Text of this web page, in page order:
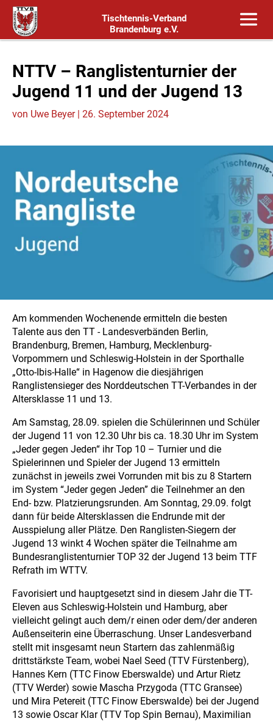
Tischtennis-Verband
Brandenburg e.V.
NTTV – Ranglistenturnier der
Jugend 11 und der Jugend 13
von Uwe Beyer| 26. September 2024
Am kommenden Wochenende ermitteln die besten
Talente aus den TT - Landesverbänden Berlin,
Brandenburg, Bremen, Hamburg, Mecklenburg-
Vorpommern und Schleswig-Holstein in der Sporthalle
„Otto-Ibis-Halle“ in Hagenow die diesjährigen
Ranglistensieger des Norddeutschen TT-Verbandes in der
Altersklasse 11 und 13.
Am Samstag, 28.09. spielen die Schülerinnen und Schüler
der Jugend 11 von 12.30 Uhr bis ca. 18.30 Uhr im System
„Jeder gegen Jeden“ ihr Top 10 – Turnier und die
Spielerinnen und Spieler der Jugend 13 ermitteln
zunächst in jeweils zwei Vorrunden mit bis zu 8 Startern
im System “Jeder gegen Jeden” die Teilnehmer an den
End- bzw. Platzierungsrunden. Am Sonntag, 29.09. folgt
dann für beide Altersklassen die Endrunde mit der
Ausspielung aller Plätze. Den Ranglisten-Siegern der
Jugend 13 winkt 4 Wochen später die Teilnahme am
Bundesranglistenturnier TOP 32 der Jugend 13 beim TTF
Refrath im WTTV.
Favorisiert und hauptgesetzt sind in diesem Jahr die TT-
Eleven aus Schleswig-Holstein und Hamburg, aber
vielleicht gelingt auch dem/r einen oder dem/der anderen
Außenseiterin eine Überraschung. Unser Landesverband
stellt mit insgesamt neun Startern das zahlenmäßig
drittstärkste Team, wobei Nael Seed (TTV Fürstenberg),
Hannes Kern (TTC Finow Eberswalde) und Artur Rietz
(TTV Werder) sowie Mascha Przygoda (TTC Gransee)
und Mira Petereit (TTC Finow Eberswalde) bei der Jugend
13 sowie Oscar Klar (TTV Top Spin Bernau), Maximilian